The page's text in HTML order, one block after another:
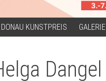
DONAU KUNSTPREIS GALERIE
Dangel